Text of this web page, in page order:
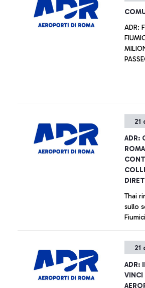
ADR:
21
ADR:
Thai
sullo
21
ADR:
VINCI